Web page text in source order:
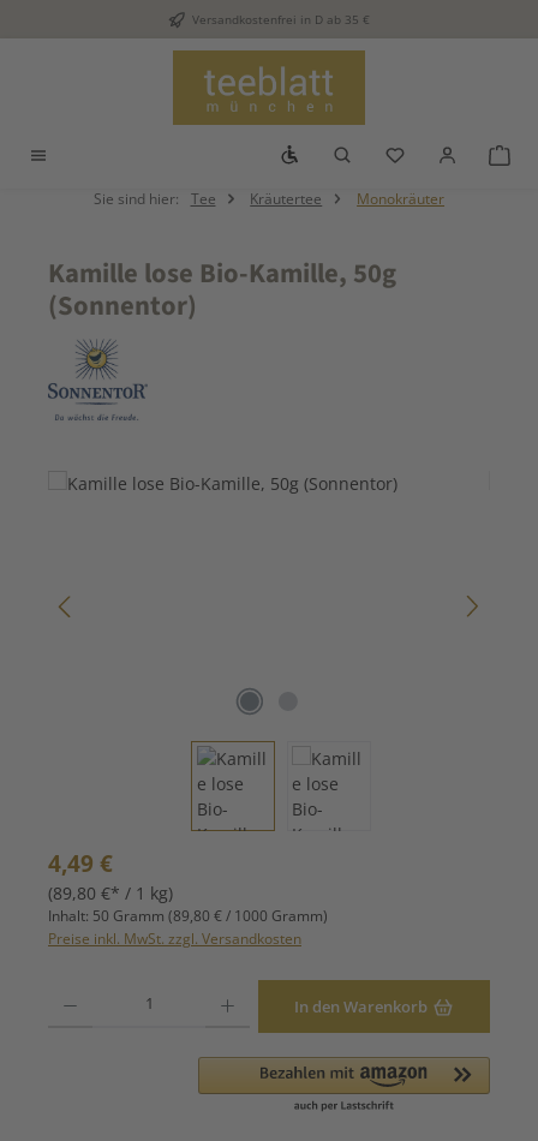
Zum Hauptinhalt springenVersandkostenfrei in D ab 35 €
Werkzeugleiste anzeigen
Du hast 0
Sie sind hier: Tee Kräutertee Monokräuter
Kamille lose Bio-Kamille, 50g
(Sonnentor)
Bildergalerie überspringen
Regulärer Preis:
4,49 €
(89,80 €* / 1 kg)
Inhalt: 50 Gramm (89,80 € / 1000 Gramm)
Preise inkl. MwSt. zzgl. Versandkosten
In den Warenkorb